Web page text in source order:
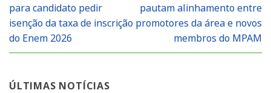
para candidato pedir
isenção da taxa de inscrição
do Enem 2026
pautam alinhamento entre
promotores da área e novos
membros do MPAM
ÚLTIMAS NOTÍCIAS